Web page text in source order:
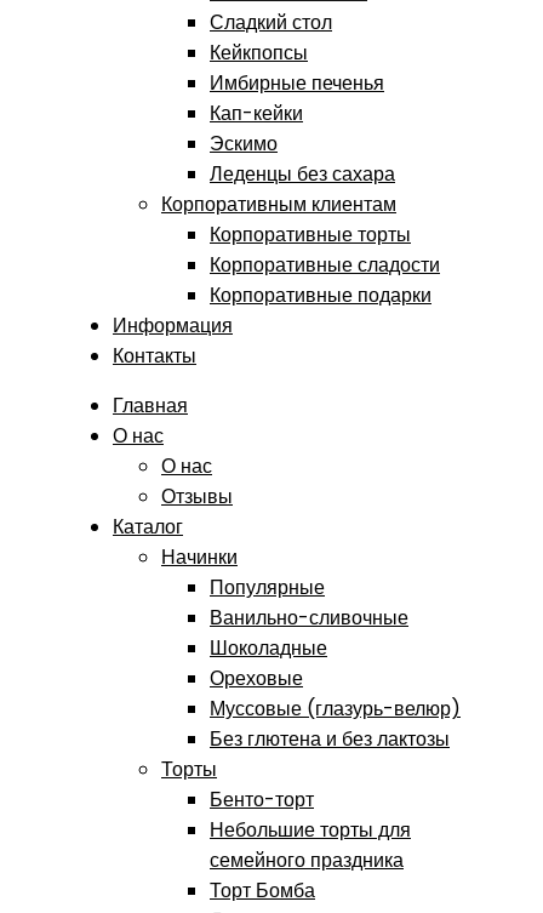
Сладкий стол
Кейкпопсы
Имбирные печенья
Кап-кейки
Эскимо
Леденцы без сахара
Корпоративным клиентам
Корпоративные торты
Корпоративные сладости
Корпоративные подарки
Информация
Контакты
Главная
О нас
О нас
Отзывы
Каталог
Начинки
Популярные
Ванильно-сливочные
Шоколадные
Ореховые
Муссовые (глазурь-велюр)
Без глютена и без лактозы
Торты
Бенто-торт
Небольшие торты для
семейного праздника
Торт Бомба